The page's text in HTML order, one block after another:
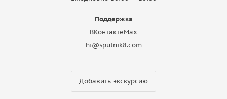
Поддержка
ВКонтактеMax
hi@sputnik8.com
Добавить экскурсию